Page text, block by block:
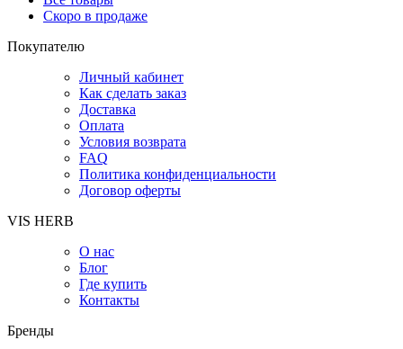
Скоро в продаже
Покупателю
Личный кабинет
Как сделать заказ
Доставка
Оплата
Условия возврата
FAQ
Политика конфиденциальности
Договор оферты
VIS HERB
О нас
Блог
Где купить
Контакты
Бренды